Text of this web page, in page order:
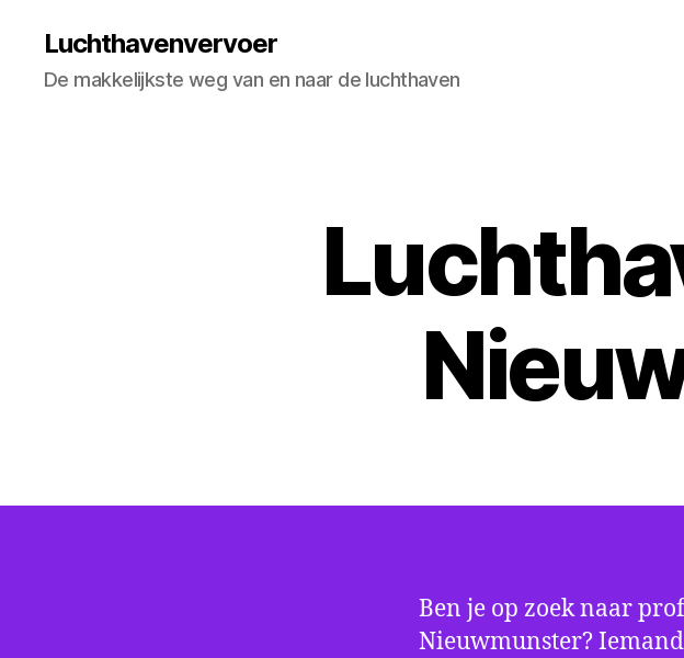
Luchthavenvervoer
De makkelijkste weg van en naar de luchthaven
Ben je op zoek naar
Nieuwmunster?